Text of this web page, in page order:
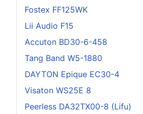
Fostex FF125WK
Lii Audio F15
Accuton BD30-6-458
Tang Band W5-1880
DAYTON Epique EC30-4
Visaton WS25E 8
Peerless DA32TX00-8 (Lifu)